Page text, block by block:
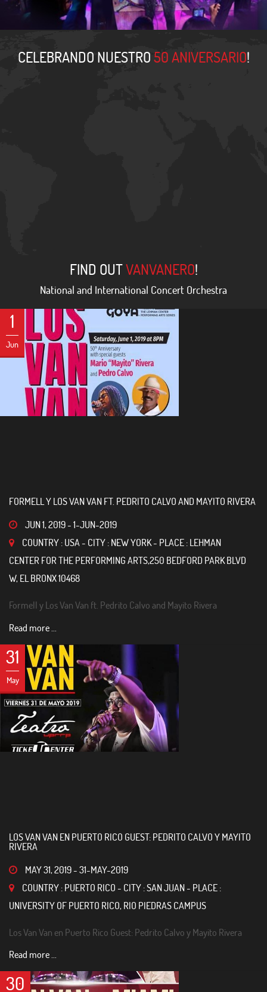
CELEBRANDO NUESTRO50 ANIVERSARIO!
FIND OUTVANVANERO!
National and International Concert Orchestra
1
Jun
FORMELL Y LOS VAN VAN FT. PEDRITO CALVO AND MAYITO RIVERA
JUN 1, 2019-1-JUN-2019
COUNTRY : USA - CITY : NEW YORK - PLACE : LEHMAN
CENTER FOR THE PERFORMING ARTS,250 BEDFORD PARK BLVD
W, EL BRONX 10468
Formell y Los Van Van ft. Pedrito Calvo and Mayito Rivera
Read more ...
31
May
LOS VAN VAN EN PUERTO RICO GUEST: PEDRITO CALVO Y MAYITO
RIVERA
MAY 31, 2019-31-MAY-2019
COUNTRY : PUERTO RICO - CITY : SAN JUAN - PLACE :
UNIVERSITY OF PUERTO RICO, RIO PIEDRAS CAMPUS
Los Van Van en Puerto Rico Guest: Pedrito Calvo y Mayito Rivera
Read more ...
30